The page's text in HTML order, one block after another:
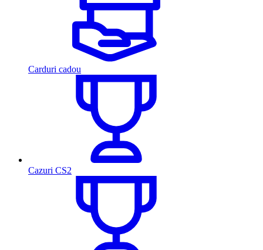
Carduri cadou
Cazuri CS2